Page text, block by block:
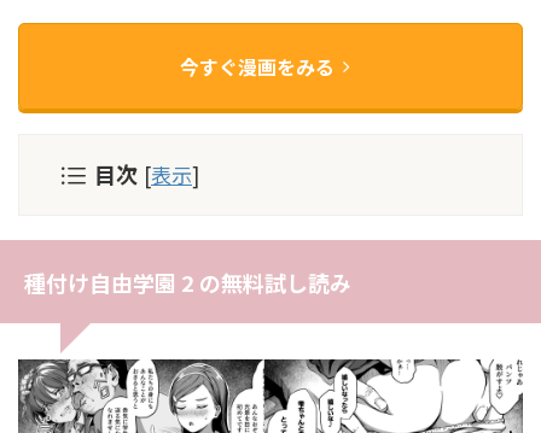
今すぐ漫画をみる
目次 [表示]
種付け自由学園 2 の無料試し読み